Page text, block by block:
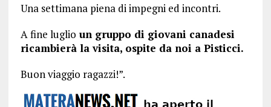
Una settimana piena di impegni ed incontri.
A fine luglio un gruppo di giovani canadesi
ricambierà la visita, ospite da noi a Pisticci.
Buon viaggio ragazzi!”.